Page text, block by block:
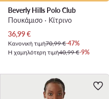
Beverly Hills Polo Club
Πουκάμισο · Κίτρινο
Τρέχουσα τιμή
36,99€
Κανονική τιμή70,99 €-47%
Η χαμηλότερη τιμή40,99 €-9%